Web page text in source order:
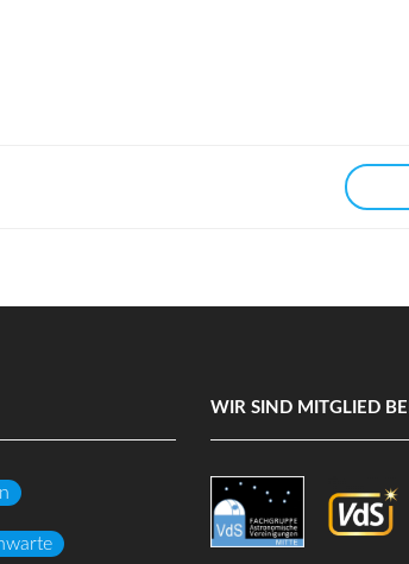
WIR SIND MITGLIED BEI